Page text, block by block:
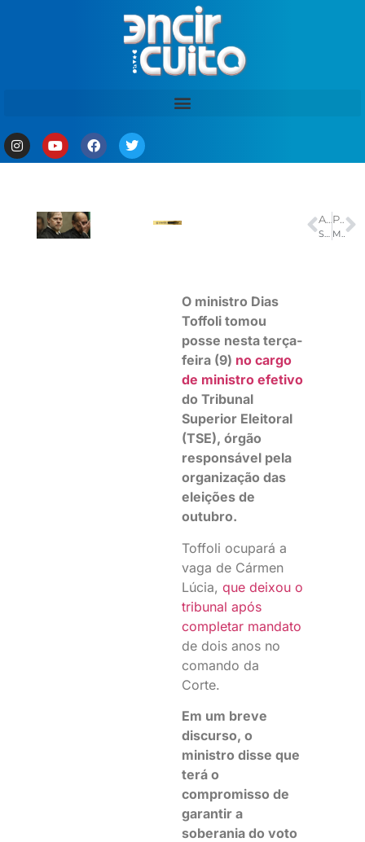
O ministro Dias
Toffoli tomou
posse nesta terça-
feira (9) no cargo
de ministro efetivo
do Tribunal
Superior Eleitoral
(TSE), órgão
responsável pela
organização das
eleições de
outubro.
Toffoli ocupará a
vaga de Cármen
Lúcia, que deixou o
tribunal após
completar mandato
de dois anos no
comando da
Corte.
Em um breve
discurso, o
ministro disse que
terá o
compromisso de
garantir a
soberania do voto
ANTERIOR PRÓXIMO
Mega-Sena acumula e prêmio principal vai para R$ 8 milhões